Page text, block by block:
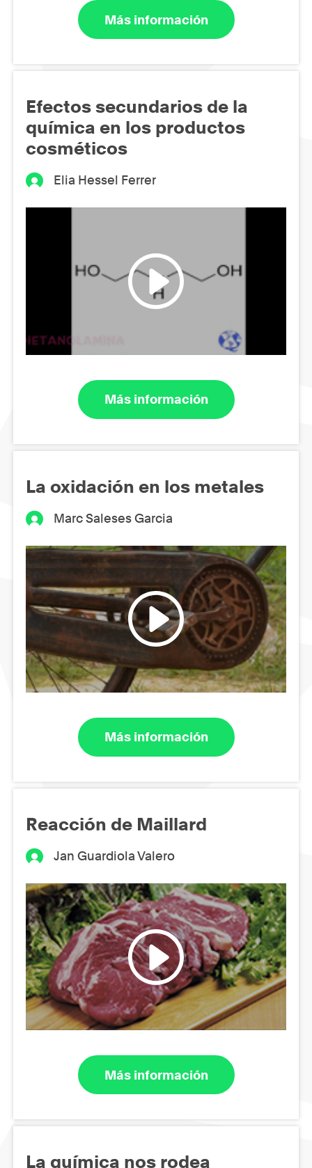
Más información
Efectos secundarios de la
química en los productos
cosméticos
Elia Hessel Ferrer
Más información
La oxidación en los metales
Marc Saleses Garcia
Más información
Reacción de Maillard
Jan Guardiola Valero
Más información
La química nos rodea